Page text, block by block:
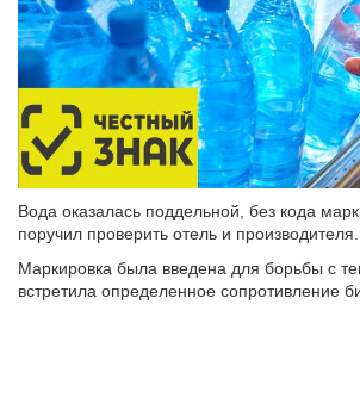
Вода оказалась поддельной, без кода
поручил проверить отель и производителя.
Маркировка была введена для борьбы с
встретила определенное сопротивление